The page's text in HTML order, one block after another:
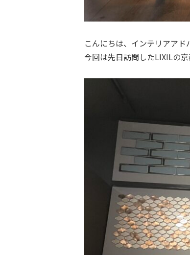
こんにちは、インテリアアド
今回は先日訪問したLIXILの